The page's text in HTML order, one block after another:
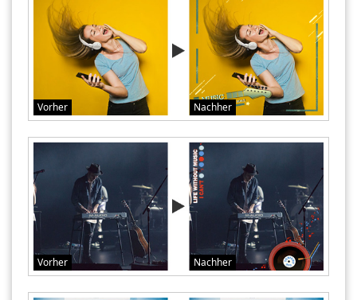
Vorher Nachher
Vorher Nachher